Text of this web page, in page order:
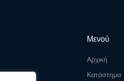
Μενού
Αρχική
Κατάστημα